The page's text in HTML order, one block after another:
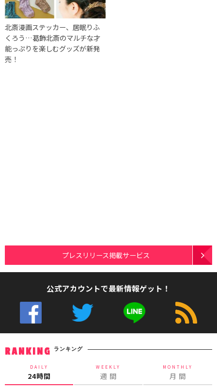
北斎漫画ステッカー、居眠りふ
くろう…葛飾北斎のマルチな才
能っぷりを楽しむグッズが新発
売！
プレスリリース掲載サービス
公式アカウントで最新情報ゲット！
RANKING ランキング
DAILY
24時間
WEEKLY
週 間
MONTHLY
月 間